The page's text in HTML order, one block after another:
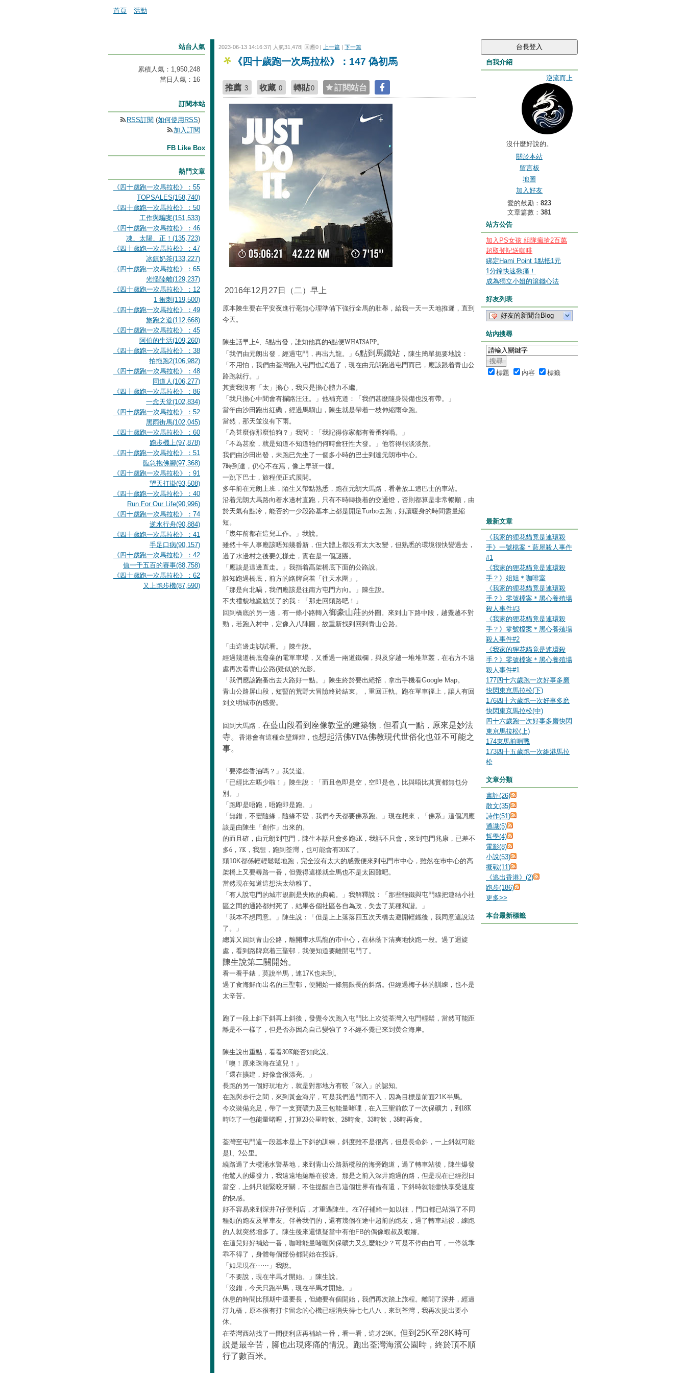
首頁 活動
2023-06-13 14:16:37| 人氣31,478| 回應0 | 上一篇 | 下一篇
《四十歲跑一次馬拉松》：147 偽初馬
推薦 3 收藏 0 轉貼0 訂閱站台
2016年12月27日（二）早上
原本陳生要在平安夜進行亳無心理準備下強行全馬的壯舉，給我一天一天地推遲，直到
今天。
陳生話早上4、 5點出發，誰知他真的4點便WHATSAPP。
「我們由元朗出發，經過屯門，再出九龍。」 6點到馬鐵站， 陳生簡單扼要地說：
「不用怕，我們由荃灣跑入屯門也試過了，現在由元朗跑過屯門而已，應該跟着青山公
路跑就行。」
其實我沒有「太」擔心，我只是擔心體力不繼。
「我只擔心中間會有攔路汪汪。」他補充道：「我們甚麼隨身裝備也沒有帶。」
當年由沙田跑出紅磡，經過馬騮山，陳生就是帶着一枝伸縮雨傘跑。
當然，那天並沒有下雨。
「為甚麼你那麼怕狗？」我問：「我記得你家都有養番狗喎。」
「不為甚麼，就是知道不知道牠們何時會狂性大發。」他答得很淡淡然。
我們由沙田出發，未跑已先坐了一個多小時的巴士到達元朗巿中心。
7時到達，仍心不在焉，像上早班一樣。
一跳下巴士，旅程便正式展開。
多年前在元朗上班，陌生又帶點熟悉，跑在元朗大馬路，看著放工追巴士的車站。
沿着元朗大馬路向着水邊村直跑，只有不時轉換着的交通燈，否則都算是非常暢順，由
於天氣有點冷，能否的一少段路基本上都是開足Turbo去跑，好讓暖身的時間盡量縮
短。
「幾年前都在這兒工作。」我說。
雖然十年人事應該唔知幾番新，但大體上都沒有太大改變，但熟悉的環境很快變過去，
過了水邊村之後要怎樣走，實在是一個謎團。
「應該是這邊直走。」我指着高架橋底下面的公路說。
誰知跑過橋底，前方的路牌寫着「往天水圍」。
「那是向北喎，我們應該是往南方屯門方向。」陳生說。
不失禮貌地尷尬笑了的我：「那走回頭路吧！」
回到橋底的另一邊，有一條小路轉入御豪山莊的外圍。 來到山下路中段，越覺越不對
勁，若跑入村中，定像入八陣圖，故重新找到回到青山公路。
「由這邊走試試看。」陳生說。
經過幾道橋底廢棄的電單車場，又番過一兩道鐵欄，與及穿越一堆堆草叢，在右方不遠
處再次看青山公路(疑似)的光影。
「我們應該跑番出去大路好一點。」陳生終於要出絕招，拿出手機看Google Map。
青山公路屏山段， 短暫的荒野大冒險終於結束。， 重回正軌。 跑在單車徑上，讓人有回
到文明城巿的感覺。
回到大馬路， 在藍山段看到座像教堂的建築物 ， 但看真一點，原來是妙法
寺。 香港會有這種金壁輝煌，也想起活佛VIVA佛教現代世俗化也並不可能之
事。
「要添些香油嗎？」我笑道。
「已經比左唔少啦！」陳生說：「而且色即是空，空即是色，比與唔比其實都無乜分
別。」
「跑即是唔跑，唔跑即是跑。」
「無錯，不變隨緣，隨緣不變，我們今天都要佛系跑。」現在想來，「佛系」這個詞應
該是由陳生「創作」出來的。
的而且確， 由元朗到屯門，陳生本話只會多跑5K ，我話不只會，來到屯門兆康，已差不
多6 ， 7K ，我想，跑到荃灣，也可能會有30K了。
頭10K都係輕輕鬆鬆地跑，完全沒有太大的感覺便來到屯門巿中心，雖然在巿中心的高
架橋上又要尋路一番，但覺得這樣就全馬也不是太困難吧。
當然現在知道這想法太幼稚了。
「有人說屯門的城巿規劃是失敗的典範。」我解釋說：「那些輕鐵與屯門線把連結小社
區之間的通路都封死了，結果各個社區各自為政，失去了某種和諧。」
「我本不想同意。」陳生說：「但是上上落落四五次天橋去避開輕鐡後，我同意這說法
了。」
總算又回到青山公路，離開車水馬龍的巿中心，在林蔭下清爽地快跑一段。過了迴旋
處，看到路牌寫着三聖邨，我便知道要離開屯門了。
陳生說第二關開始。
看一看手錶，莫說半馬，連17K也未到。
過了食海鮮而出名的三聖邨，便開始一條無限長的斜路。 但經過梅子林的訓練，也不是
太辛苦。
跑了一段上斜下斜再上斜後，發覺今次跑入屯門比上次從荃灣入屯門輕鬆，當然可能距
離是不一樣了，但是否亦因為自己變強了？不經不覺已來到黄金海岸。
陳生說出重點，看看30K能否如此說。
「噢！原來珠海在這兒！」
「還在擴建，好像會很漂亮。」
長跑的另一個好玩地方，就是對那地方有較「深入」的認知。
在跑與步行之間，來到黃金海岸，可是我們過門而不入，因為目標是前面21K半馬。
今次裝備充足，帶了一支寶礦力及三包能量啫哩，在入三聖前飲了一次保礦力，到 18K
時吃了一包能量啫哩，打算23公里時飲、 28時食、 33時飲， 38時再食。
荃灣至屯門這一段基本是上下斜的訓練，斜度雖不是很高，但是長命斜，一上斜就可能
是1、 2公里。
繞路過了大欖涌水警基地，來到青山公路新欖段的海旁跑道， 過了轉車站後，陳生爆發
他驚人的爆發力，我遠遠地拋離在後邊。 那是之前入深井跑過的路，但是現在已經烈日
當空，上斜只能緊咬牙關，不住提醒自己這個世界有借有還，下斜時就能盡快享受速度
的快感。
好不容易來到深井7仔便利店， 才重遇陳生。在7仔補給一如以往，門口都已站滿了不同
種類的跑友及單車友。 伴著我們的，還有幾個在途中超前的跑友，過了轉車站後，練跑
的人就突然增多了。陳生後來還懷疑當中有他FB的偶像蝦叔及蝦嬸。
在這兒好好補給一番，咖啡能量啫喱與保礦力又怎麼能少？可是不停由自可，一停就乖
乖不得了，身體每個部份都開始在投訴。
「如果現在⋯⋯」我說。
「不要說，現在半馬才開始。」陳生說。
「沒錯，今天只跑半馬，現在半馬才開始。」
休息的時間比預期中還要長，但總要有個開始，我們再次踏上旅程。離開了深井，經過
汀九橋，原本很有打卡留念的心機已經消失得七七八八，來到荃灣，我再次提出要小
休。
在荃灣西站找了一間便利店再補給一番，看一看，這才29K。 但到 25K至28K時可
說是最辛苦，腳也出現疼痛的情況。跑出荃灣海濱公園時，終於頂不順
行了數百米。
自我介紹
逆流而上
沒什麼好說的。
關於本站
留言板
地圖
加入好友
愛的鼓勵： 823
文章篇數： 381
站方公告
加入PS女孩 組隊瘋搶2百萬
超取登記送咖啡
綁定Hami Point 1點抵1元
1分鐘快速揪痛！
成為獨立小姐的滾錢心法
好友列表
好友的新聞台Blog
站內搜尋
標題 內容 標籤
最新文章
《我家的狸花貓竟是連環殺
手》一號檔案＊藍屋殺人事件
#1
《我家的狸花貓竟是連環殺
手？》姐姐＊咖啡室
《我家的狸花貓竟是連環殺
手？》零號檔案＊黑心養殖場
殺人事件#3
《我家的狸花貓竟是連環殺
手？》零號檔案＊黑心養殖場
殺人事件#2
《我家的狸花貓竟是連環殺
手？》零號檔案＊黑心養殖場
殺人事件#1
177四十六歲跑一次好事多磨
快閃東京馬拉松(下)
176四十六歲跑一次好事多磨
快閃東京馬拉松(中)
四十六歲跑一次好事多磨快閃
東京馬拉松(上)
174東馬前哨戰
173四十五歲跑一次維港馬拉
松
文章分類
書評(26)
散文(35)
詩作(51)
通識(5)
哲學(4)
電影(8)
小說(53)
擬戰(11)
《逃出香港》(2)
跑步(186)
更多>>
本台最新標籤
站台人氣
累積人氣： 1,950,248
當日人氣： 16
訂閱本站
RSS訂閱 (如何使用RSS)
加入訂閱
FB Like Box
熱門文章
《四十歲跑一次馬拉松》：55
TOPSALES(158,740)
《四十歲跑一次馬拉松》：50
工作與騙案(151,533)
《四十歲跑一次馬拉松》：46
凍、太陽、正！(135,723)
《四十歲跑一次馬拉松》：47
冰鎮奶茶(133,227)
《四十歲跑一次馬拉松》：65
光怪陸離(129,237)
《四十歲跑一次馬拉松》：12
1 衝刺(119,500)
《四十歲跑一次馬拉松》：49
旅跑之道(112,668)
《四十歲跑一次馬拉松》：45
阿伯的生活(109,260)
《四十歲跑一次馬拉松》：38
拍拖跑2(106,982)
《四十歲跑一次馬拉松》：48
同道人(106,277)
《四十歲跑一次馬拉松》：86
一念天堂(102,834)
《四十歲跑一次馬拉松》：52
黑雨街馬(102,045)
《四十歲跑一次馬拉松》：60
跑步機上(97,878)
《四十歲跑一次馬拉松》：51
臨急抱佛腳(97,368)
《四十歲跑一次馬拉松》：91
望天打掛(93,508)
《四十歲跑一次馬拉松》：40
Run For Our Life(90,996)
《四十歲跑一次馬拉松》：74
逆水行舟(90,884)
《四十歲跑一次馬拉松》：41
手足口病(90,157)
《四十歲跑一次馬拉松》：42
值一千五百的賽事(88,758)
《四十歲跑一次馬拉松》：62
又上跑步機(87,590)